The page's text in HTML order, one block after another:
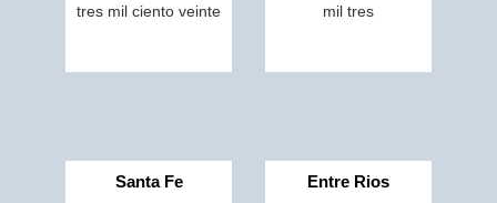
tres mil ciento veinte mil tres
Santa Fe Entre Rios